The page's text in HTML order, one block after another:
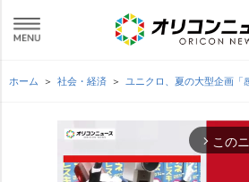
ホーム 社会・経済 ユニクロ、夏の大型企画
arrow_forward_ios この